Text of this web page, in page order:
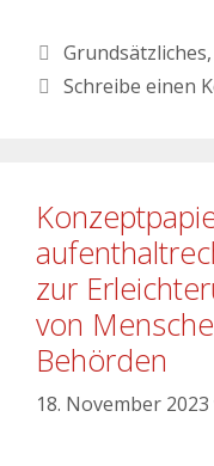
Grundsätzliches,
Schreibe einen
zur
von
Behörden
18. November 2023